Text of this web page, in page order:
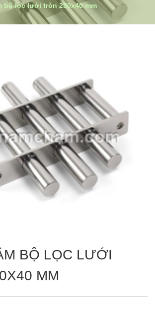
bộ lọc lưới tròn 250x40 mm
BỘ LỌC LƯỚI
MM